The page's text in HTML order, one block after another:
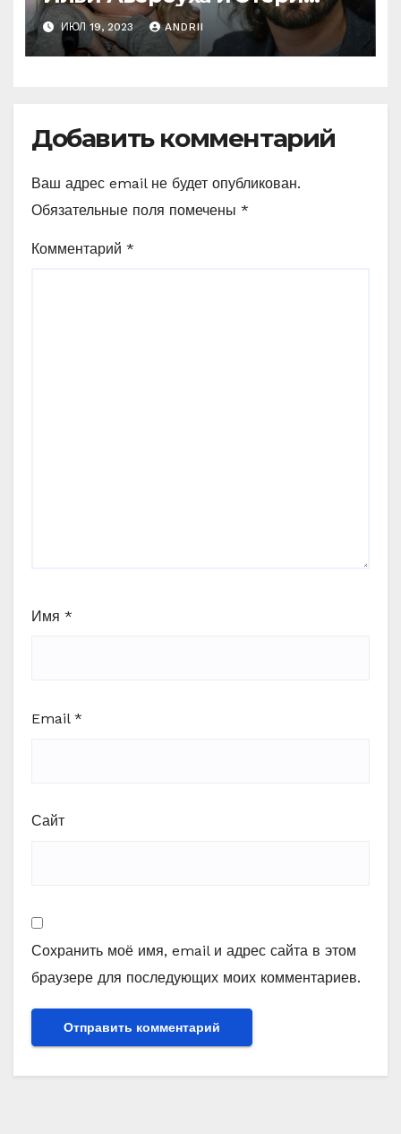
Тутберидзе. Кто же
«перетянет одеяло» на
себя
ИЮЛ 19, 2023 ANDRII
Добавить комментарий
Ваш адрес email не будет опубликован.
Обязательные поля помечены *
Комментарий *
Имя *
Email *
Сайт
Сохранить моё имя, email и адрес сайта в этом
браузере для последующих моих комментариев.